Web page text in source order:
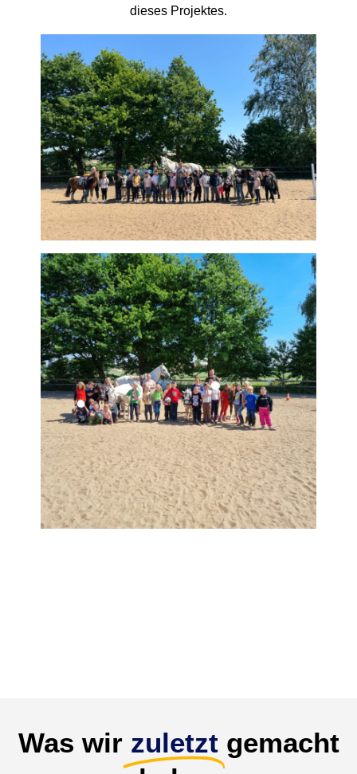
dieses Projektes.
Was wir zuletzt gemacht